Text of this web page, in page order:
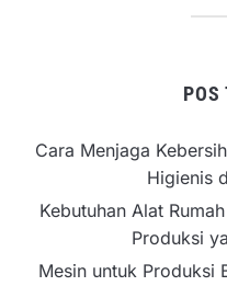
POS
Cara Menjaga
Higienis
Kebutuhan Alat
Produksi
Mesin untuk Produksi